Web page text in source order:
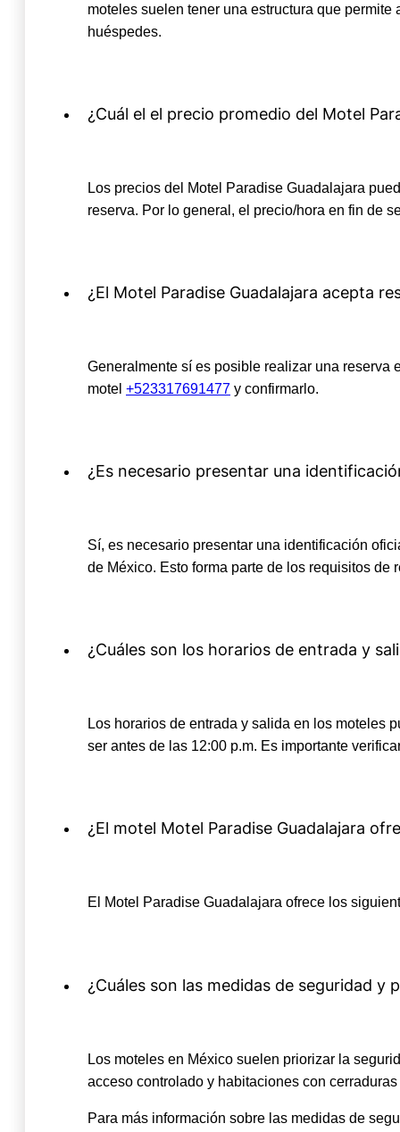
moteles suelen tener una estructura que
huéspedes.
¿Cuál el el precio promedio del Motel
Los precios del Motel Paradise Guadalajara
reserva. Por lo general, el precio/hora en fin de
¿El Motel Paradise Guadalajara acepta
Generalmente sí es posible realizar una reserva
motel +523317691477 y confirmarlo.
¿Es necesario presentar una
Sí, es necesario presentar una identificación
de México. Esto forma parte de los requisitos de
¿Cuáles son los horarios de entrada y
Los horarios de entrada y salida en los moteles
ser antes de las 12:00 p.m. Es importante
¿El motel Motel Paradise Guadalajara
El Motel Paradise Guadalajara ofrece los
¿Cuáles son las medidas de seguridad y
Los moteles en México suelen priorizar la
acceso controlado y habitaciones con
Para más información sobre las medidas de